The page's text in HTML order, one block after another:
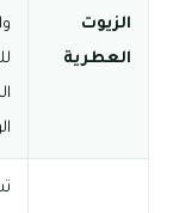
الزيوت
العطرية